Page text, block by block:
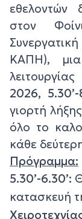
εθελοντών
στον
ΚΑΠΗ),
2026, 5.30’-
γιορτή
όλο το
κάθε
Πρόγραμμα:
5.30’-6.30’:
κατασκευή